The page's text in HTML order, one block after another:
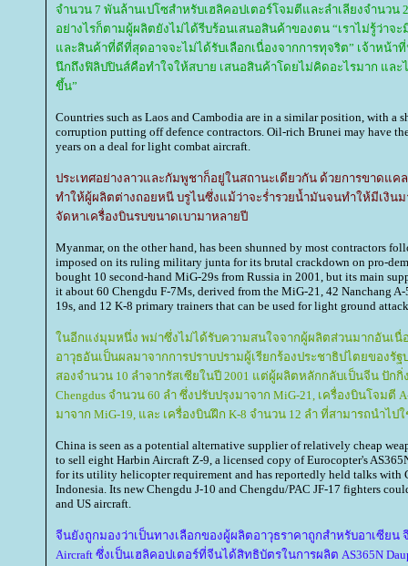
จำนวน 7 พันล้านเปโซสำหรับเฮลิคอปเตอร์โจมตีและลำเลียงจำนวน
อย่างไรก็ตามผู้ผลิตยังไม่ได้รีบร้อนเสนอสินค้าของตน “เราไม่รู้ว่าจ
ละสินค้าที่ดีที่สุดอาจจะไม่ได้รับเลือกเนื่องจากการทุจริต” เจ้าหน้า
นึกถึงฟิลิปปินส์คือทำใจให้สบาย เสนอสินค้าโดยไม่คิดอะไรมาก และ
ขึ้น”
Countries such as Laos and Cambodia are in a similar position, with a
corruption putting off defence contractors. Oil-rich Brunei may have
years on a deal for light combat aircraft.
ประเทศอย่างลาวและกัมพูชาก็อยู่ในสถานะเดียวกัน ด้วยการขาดแ
ทำให้ผู้ผลิตต่างถอยหนี บรูไนซึ่งแม้ว่าจะร่ำรวยน้ำมันจนทำให้มีเงิน
จัดหาเครื่องบินรบขนาดเบามาหลายปี
Myanmar, on the other hand, has been shunned by most contractors
imposed on its ruling military junta for its brutal crackdown on pro-
bought 10 second-hand MiG-29s from Russia in 2001, but its main
it about 60 Chengdu F-7Ms, derived from the MiG-21, 42 Nanchang
19s, and 12 K-8 primary trainers that can be used for light ground
นอีกแง่มุมหนึ่ง พม่าซึ่งไม่ได้รับความสนใจจากผู้ผลิตส่วนมากอันเนื่
อาวุธอันเป็นผลมาจากการปราบปรามผู้เรียกร้องประชาธิปไตยของรั
สองจำนวน 10 ลำจากรัสเซียในปี 2001 แต่ผู้ผลิตหลักกลับเป็นจีน ปักกิ่
Chengdus จำนวน 60 ลำ ซึ่งปรับปรุงมาจาก MiG-21, เครื่องบินโจมตี
มาจาก MiG-19, และ เครื่องบินฝึก K-8 จำนวน 12 ลำ ที่สามารถนำไป
China is seen as a potential alternative supplier of relatively cheap
to sell eight Harbin Aircraft Z-9, a licensed copy of Eurocopter's
for its utility helicopter requirement and has reportedly held talks with
Indonesia. Its new Chengdu J-10 and Chengdu/PAC JF-17 fighters
and US aircraft.
จีนยังถูกมองว่าเป็นทางเลือกของผู้ผลิตอาวุธราคาถูกสำหรับอาเซียน
Aircraft ซึ่งเป็นเฮลิคอปเตอร์ที่จีนได้สิทธิบัตรในการผลิต AS365N